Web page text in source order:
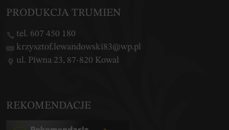
PRODUKCJA TRUMIEN
tel. 607 450 180
krzysztof.lewandowski83@wp.pl
ul. Piwna 23, 87-820 Kowal
REKOMENDACJE